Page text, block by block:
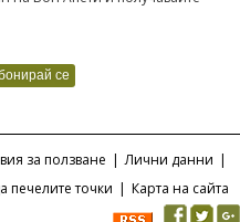
за ползване | Лични данни |
печелите точки | Карта на сайта